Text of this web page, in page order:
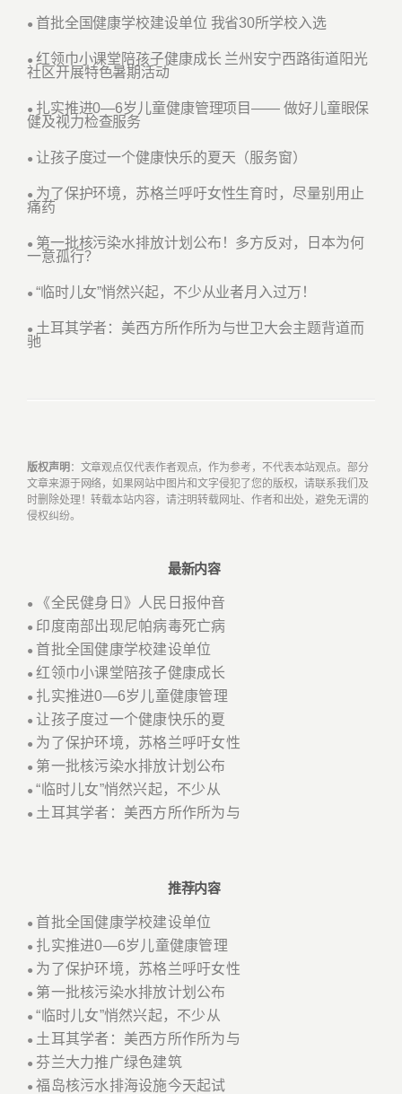
● 首批全国健康学校建设单位 我省30所学校入选
● 红领巾小课堂陪孩子健康成长 兰州安宁西路街道阳光
社区开展特色暑期活动
● 扎实推进0—6岁儿童健康管理项目—— 做好儿童眼保
健及视力检查服务
● 让孩子度过一个健康快乐的夏天（服务窗）
● 为了保护环境，苏格兰呼吁女性生育时，尽量别用止
痛药
● 第一批核污染水排放计划公布！多方反对，日本为何
一意孤行？
● “临时儿女”悄然兴起，不少从业者月入过万！
● 土耳其学者：美西方所作所为与世卫大会主题背道而
驰
版权声明 ：文章观点仅代表作者观点，作为参考，不代表本站观点。部分
文章来源于网络，如果网站中图片和文字侵犯了您的版权，请联系我们及
时删除处理！转载本站内容，请注明转载网址、作者和出处，避免无谓的
侵权纠纷。
最新内容
● 《全民健身日》人民日报仲音
● 印度南部出现尼帕病毒死亡病
● 首批全国健康学校建设单位
●红领巾小课堂陪孩子健康成长
● 扎实推进0—6岁儿童健康管理
●让孩子度过一个健康快乐的夏
● 为了保护环境，苏格兰呼吁女性
● 第一批核污染水排放计划公布
●“临时儿女”悄然兴起，不少从
● 土耳其学者：美西方所作所为与
推荐内容
● 首批全国健康学校建设单位
● 扎实推进0—6岁儿童健康管理
● 为了保护环境，苏格兰呼吁女性
● 第一批核污染水排放计划公布
●“临时儿女”悄然兴起，不少从
● 土耳其学者：美西方所作所为与
● 芬兰大力推广绿色建筑
●福岛核污水排海设施今天起试